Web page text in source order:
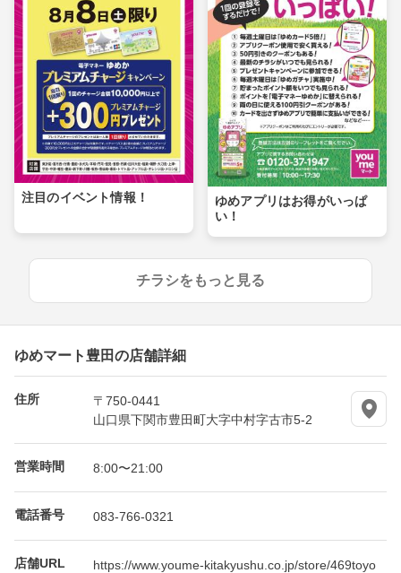
注目のイベント情報！
ゆめアプリはお得がいっぱ
い！
チラシをもっと見る
ゆめマート豊田の店舗詳細
住所
〒750-0441
山口県下関市豊田町大字中村字古市5-2
営業時間 8:00〜21:00
電話番号 083-766-0321
店舗URL
https://www.youme-kitakyushu.co.jp/store/469toyo